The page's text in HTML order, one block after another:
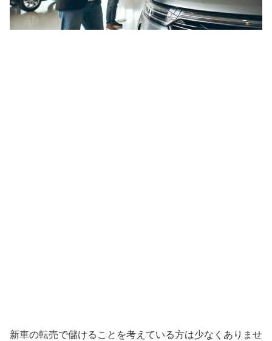
新車の転売で儲けることを考えている方は少なくありませ